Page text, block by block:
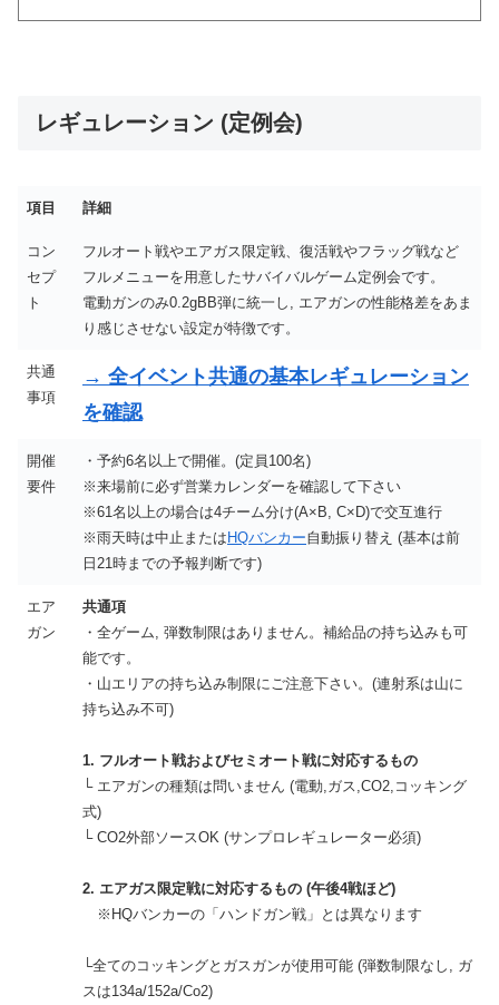
レギュレーション (定例会)
項目 詳細
コン
セプ
ト
フルオート戦やエアガス限定戦、復活戦やフラッグ戦など
フルメニューを用意したサバイバルゲーム定例会です。
電動ガンのみ0.2gBB弾に統一し, エアガンの性能格差をあま
り感じさせない設定が特徴です。
共通
事項
→ 全イベント共通の基本レギュレーション
を確認
開催
要件
・予約6名以上で開催。(定員100名)
※来場前に必ず営業カレンダーを確認して下さい
※61名以上の場合は4チーム分け(A×B, C×D)で交互進行
※雨天時は中止または HQバンカー自動振り替え (基本は前
日21時までの予報判断です)
エア
ガン
共通項
・全ゲーム, 弾数制限はありません。補給品の持ち込みも可
能です。
・山エリアの持ち込み制限にご注意下さい。(連射系は山に
持ち込み不可)
1. フルオート戦およびセミオート戦に対応するもの
└ エアガンの種類は問いません (電動,ガス,CO2,コッキング
式)
└ CO2外部ソースOK (サンプロレギュレーター必須)
2. エアガス限定戦に対応するもの (午後4戦ほど)
※HQバンカーの「ハンドガン戦」とは異なります
└全てのコッキングとガスガンが使用可能 (弾数制限なし, ガ
スは134a/152a/Co2)